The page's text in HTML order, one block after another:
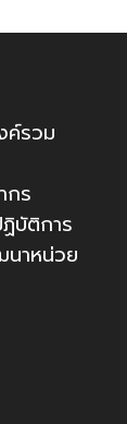
ค์รวม
กร
บัติการ
าหน่วย